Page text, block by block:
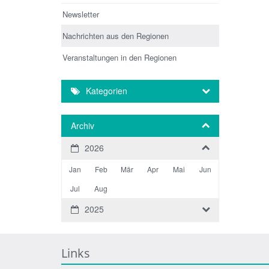
Newsletter
Nachrichten aus den Regionen
Veranstaltungen in den Regionen
Kategorien
Archiv
2026
Jan Feb Mär Apr Mai
Jun
Jul
Aug
2025
Links